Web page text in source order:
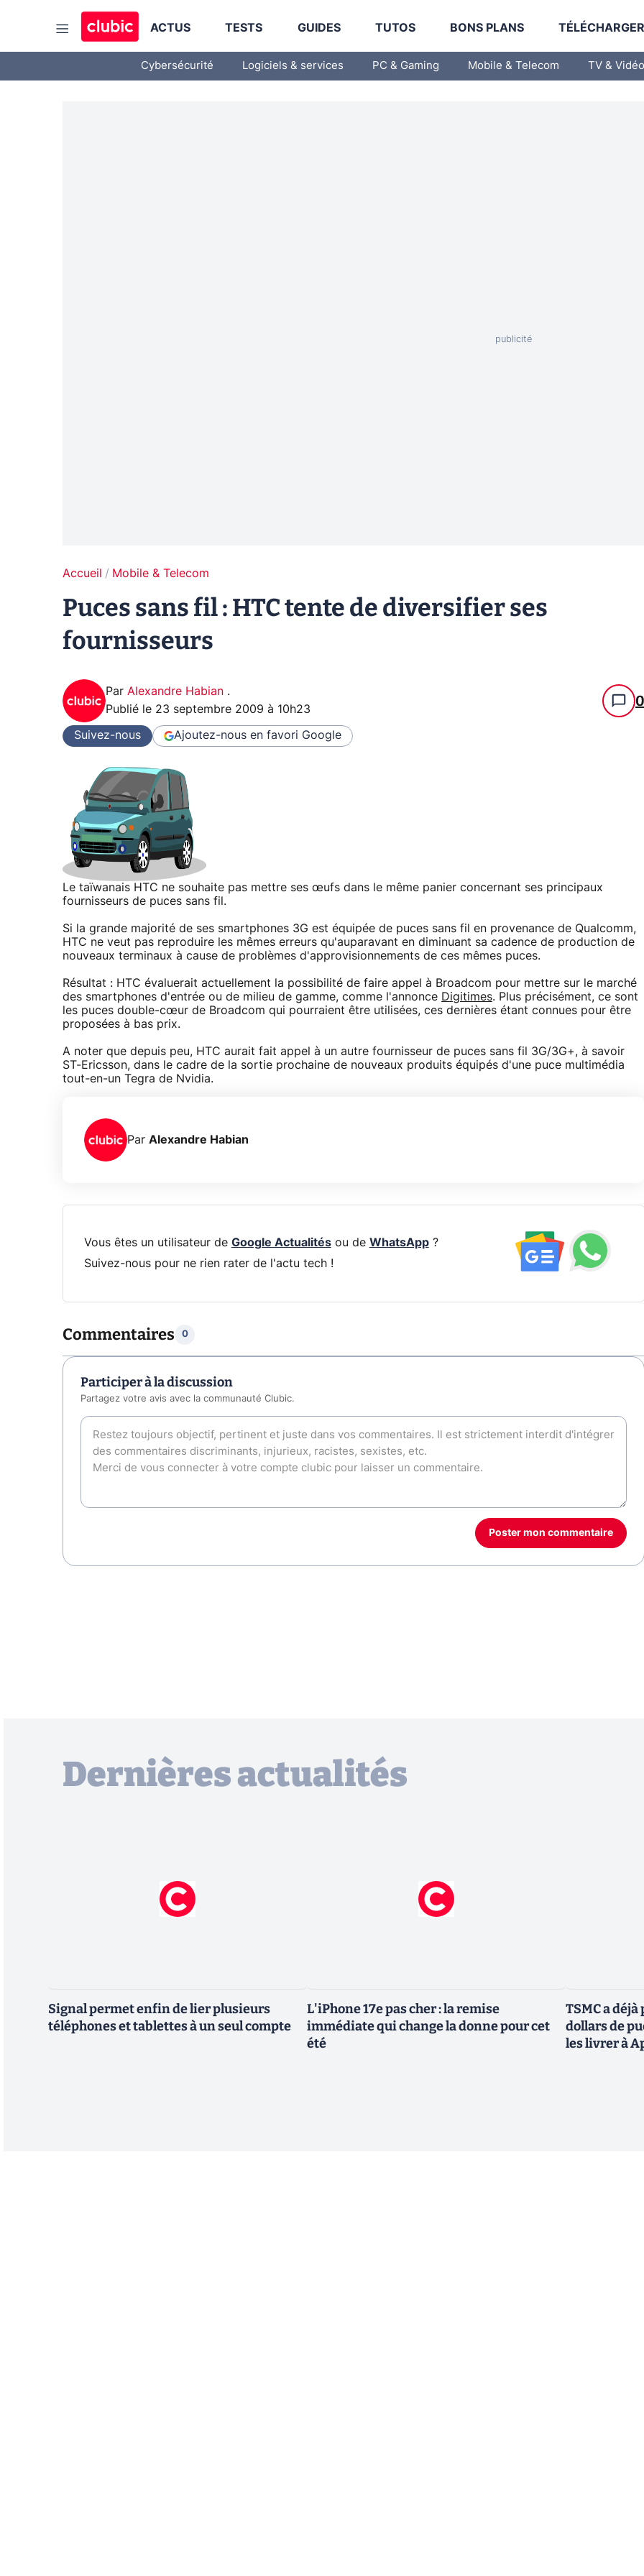
ACTUS TESTS GUIDES TUTOS BONS PLANS
Cybersécurité Logiciels & services PC & Gaming Mobile & Telecom TV & Vidéo
Accueil Mobile & Telecom
Puces sans fil : HTC tente de diversifier ses
fournisseurs
Par Alexandre Habian .
Publié le 23 septembre 2009 à 10h23 0
Suivez-nous Ajoutez-nous en favori Google
Le taïwanais HTC ne souhaite pas mettre ses œufs dans le même panier concernant ses principaux
fournisseurs de puces sans fil.
Si la grande majorité de ses smartphones 3G est équipée de puces sans fil en provenance de Qualcomm,
HTC ne veut pas reproduire les mêmes erreurs qu'auparavant en diminuant sa cadence de production de
nouveaux terminaux à cause de problèmes d'approvisionnements de ces mêmes puces.
Résultat : HTC évaluerait actuellement la possibilité de faire appel à Broadcom pour mettre sur le marché
des smartphones d'entrée ou de milieu de gamme, comme l'annonce Digitimes. Plus précisément, ce sont
les puces double-cœur de Broadcom qui pourraient être utilisées, ces dernières étant connues pour être
proposées à bas prix.
A noter que depuis peu, HTC aurait fait appel à un autre fournisseur de puces sans fil 3G/3G+, à savoir
ST-Ericsson, dans le cadre de la sortie prochaine de nouveaux produits équipés d'une puce multimédia
tout-en-un Tegra de Nvidia.
Par Alexandre Habian
Vous êtes un utilisateur de Google Actualitésou de WhatsApp?
Suivez-nous pour ne rien rater de l'actu tech !
Commentaires 0
Participer à la discussion
Partagez votre avis avec la communauté Clubic.
Poster mon commentaire
Dernières actualités
Signal permet enfin de lier plusieurs
téléphones et tablettes à un seul compte
L'iPhone 17e pas cher : la remise
immédiate qui change la donne pour cet
été
TSMC a
dollars de
les livrer à